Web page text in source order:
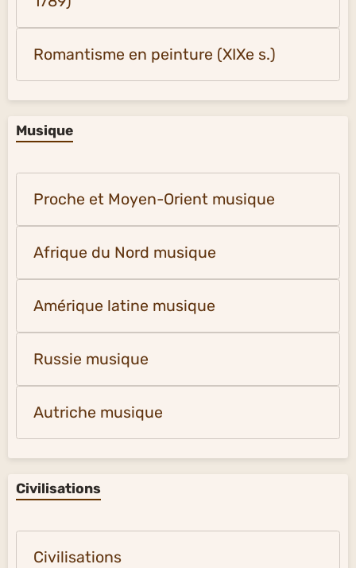
Romantisme en peinture (XIXe s.)
Musique
Proche et Moyen-Orient musique
Afrique du Nord musique
Amérique latine musique
Russie musique
Autriche musique
Civilisations
Civilisations